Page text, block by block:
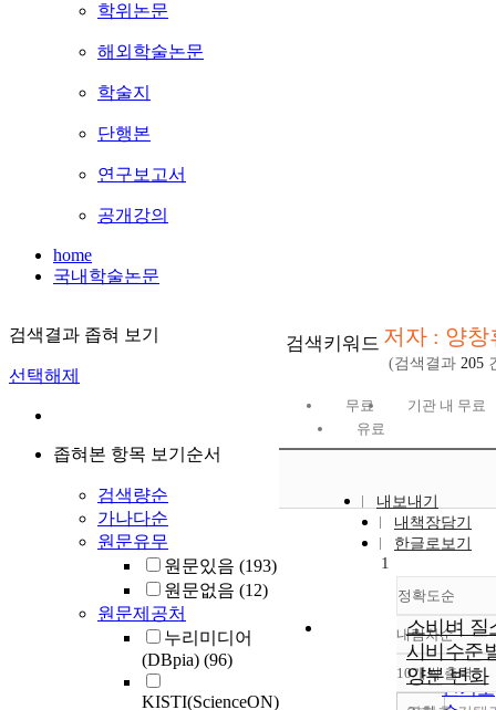
학위논문
해외학술논문
학술지
단행본
연구보고서
공개강의
home
국내학술논문
검색결과 좁혀 보기
선택해제
좁혀본 항목 보기순서
검색량순
가나다순
원문유무
원문있음 (193)
원문없음 (12)
원문제공처
누리미디어
(DBpia) (96)
KISTI(ScienceON)
검색키워드 저자 : 양창
(검색결과 205
무료
기관 내 무료
유료
내보내기
내책장담기
한글로보기
정확도순
정확도
순
인기도
내림차순
내림
10개씩 출력
1
소비벼 질
시비수준
양분 변화